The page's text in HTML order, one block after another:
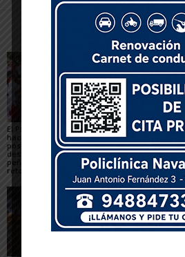
Artículos relacionados
El PSN-PSOE de Tudela
hace un balance
positivo de las fiestas,
destaca el papel de las
peñas y plantea los
retos para mejorarlas
Toquero destaca la
convivencia y la caída
de los delitos en el
balance de las
de Santa Ana 2026